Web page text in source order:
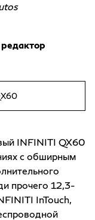
INFINITI QX60
с обширным
прочего 12,3-
InTouch,